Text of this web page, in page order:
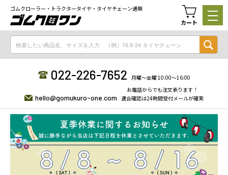
ゴムクローラー・トラクタータイヤ・タイヤチェーン通販
カート
022-226-7652 月曜〜金曜 10:00〜16:00
hello@gomukuro-one.com
お電話からでも注文承ります！
適合確認は24時間受付メールが確実